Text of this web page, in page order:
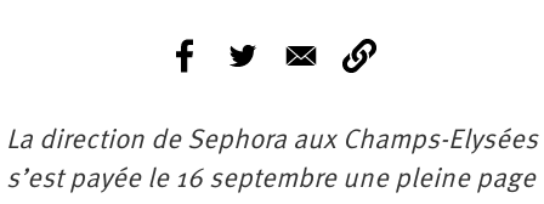
La direction de Sephora aux Champs-Elysées
s’est payée le 16 septembre une pleine page